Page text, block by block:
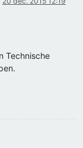
Technische